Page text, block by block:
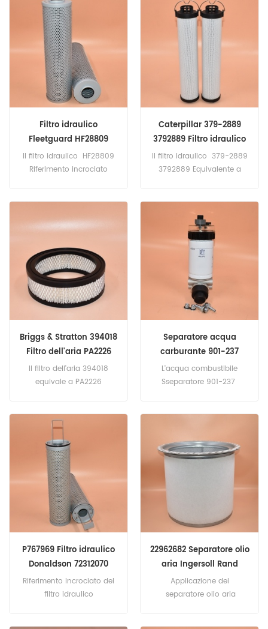
Filtro idraulico
Fleetguard HF28809
V3093308 PT9161
P765308 5074200061
Il filtro idraulico HF28809
Riferimento incrociato
attrezzature Bobcat,
Caterpillar 379-2889
3792889 Filtro idraulico
939782Q 3907929M91
40504412 P581464
Il filtro idraulico 379-2889
3792889 Equivalente a
per escavatori Caterpillar e
Terex.
Briggs & Stratton 394018
Filtro dell'aria PA2226
P530628 CA7726
LG394018 LAF1918
Il filtro dell'aria 394018
equivale a PA2226
motori Briggs & Stratton;
Simplicity, Toro Lawn &
Garden Tractors.
Separatore acqua
carburante 901-237
2656F087
L'acqua combustibile
Sseparatore 901-237
P767969 Filtro idraulico
Donaldson 72312070
F916100490010 581/18098
HF35483 PT9530
Riferimento incrociato del
filtro idraulico
22962682 Separatore olio
aria Ingersoll Rand
OS5105 SAO58210
Applicazione del
separatore olio aria